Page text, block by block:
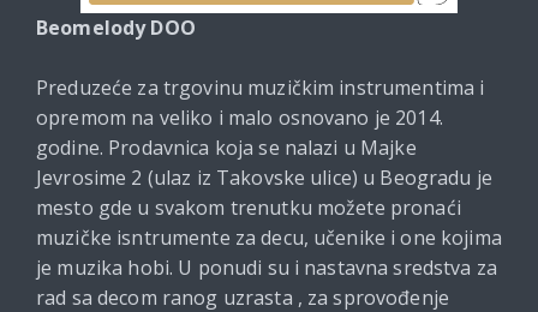
Beomelody DOO
Preduzeće za trgovinu muzičkim instrumentima i
opremom na veliko i malo osnovano je 2014.
godine. Prodavnica koja se nalazi u Majke
Jevrosime 2 (ulaz iz Takovske ulice) u Beogradu je
mesto gde u svakom trenutku možete pronaći
muzičke isntrumente za decu, učenike i one kojima
je muzika hobi. U ponudi su i nastavna sredstva za
rad sa decom ranog uzrasta , za sprovođenje